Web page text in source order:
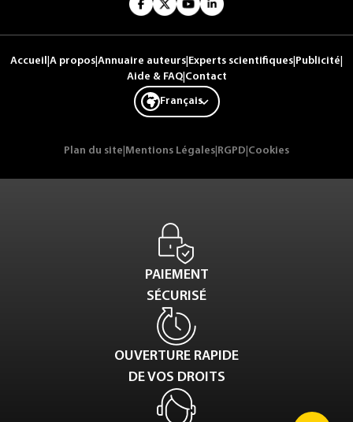
Accueil A propos Annuaire auteurs Experts scientifiques Publicité
Aide & FAQ| Contact
Français
Plan du site Mentions Légales RGPD Cookies
PAIEMENT
SÉCURISÉ
OUVERTURE RAPIDE
DE VOS DROITS